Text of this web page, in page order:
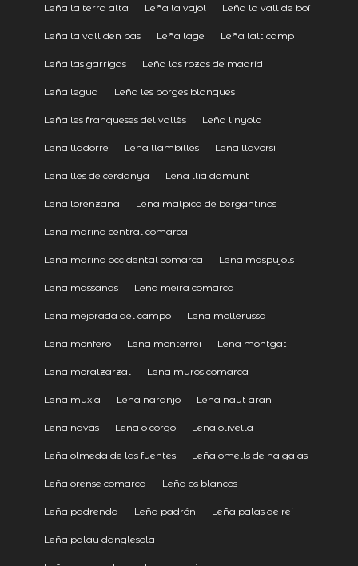
Leña la terra alta Leña la vajol Leña la vall de boí
Leña la vall den bas Leña lage Leña lalt camp
Leña las garrigas Leña las rozas de madrid
Leña legua Leña les borges blanques
Leña les franqueses del vallès Leña linyola
Leña lladorre Leña llambilles Leña llavorsí
Leña lles de cerdanya Leña llià damunt
Leña lorenzana Leña malpica de bergantiños
Leña mariña central comarca
Leña mariña occidental comarca Leña maspujols
Leña massanas Leña meira comarca
Leña mejorada del campo Leña mollerussa
Leña monfero Leña monterrei Leña montgat
Leña moralzarzal Leña muros comarca
Leña muxía Leña naranjo Leña naut aran
Leña navàs Leña o corgo Leña olivella
Leña olmeda de las fuentes Leña omells de na gaias
Leña orense comarca Leña os blancos
Leña padrenda Leña padrón Leña palas de rei
Leña palau danglesola